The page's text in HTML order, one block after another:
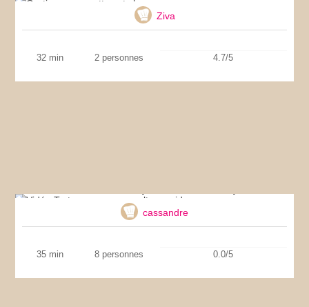
Ziva
32 min 2 personnes 4.7/5
cassandre
35 min 8 personnes 0.0/5